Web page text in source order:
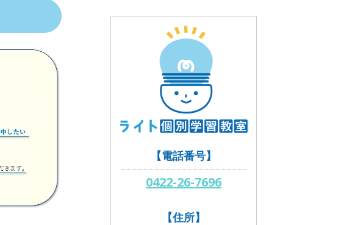
【電話番号】
0422-26-7696
【住所】